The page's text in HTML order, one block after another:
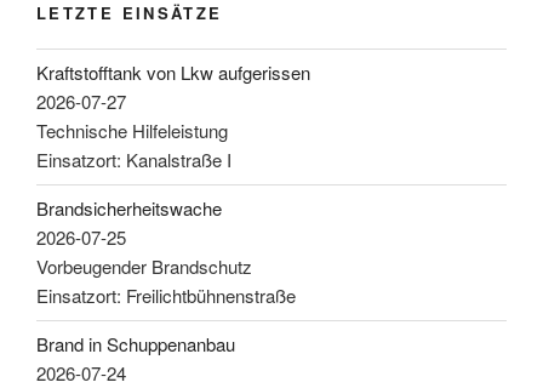
LETZTE EINSÄTZE
Kraftstofftank von Lkw aufgerissen
2026-07-27
Technische Hilfeleistung
Einsatzort: Kanalstraße I
Brandsicherheitswache
2026-07-25
Vorbeugender Brandschutz
Einsatzort: Freilichtbühnenstraße
Brand in Schuppenanbau
2026-07-24